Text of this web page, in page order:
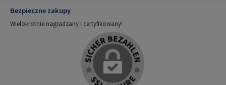
Bezpieczne zakupy
Wielokrotnie nagradzany i certyfikowany!